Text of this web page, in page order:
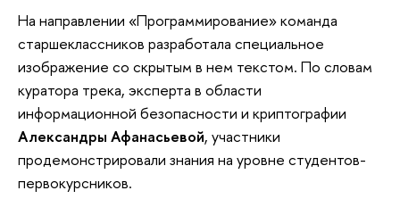
На направлении «Программирование» команда
старшеклассников разработала специальное
изображение со скрытым в нем текстом. По словам
куратора трека, эксперта в области
информационной безопасности и криптографии
Александры Афанасьевой, участники
продемонстрировали знания на уровне студентов-
первокурсников.